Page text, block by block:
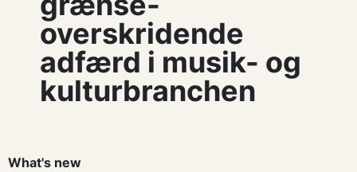
overskridende
adfærd i musik- og
kulturbranchen
What's new